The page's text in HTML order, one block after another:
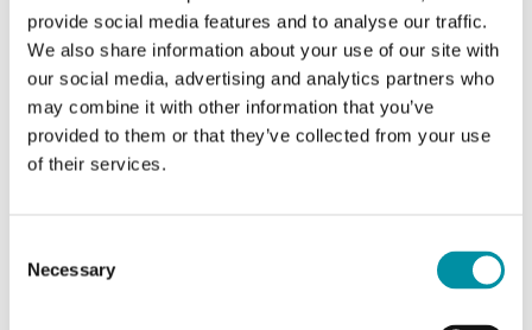
provide social media features and to analyse our traffic.
We also share information about your use of our site with
our social media, advertising and analytics partners who
may combine it with other information that you’ve
provided to them or that they’ve collected from your use
of their services.
Selection
Necessary
AO 2
DO 3
Intervallo di misura,
temp
-15…90 °C
Caratteristiche di Evolution AHU, regolatore